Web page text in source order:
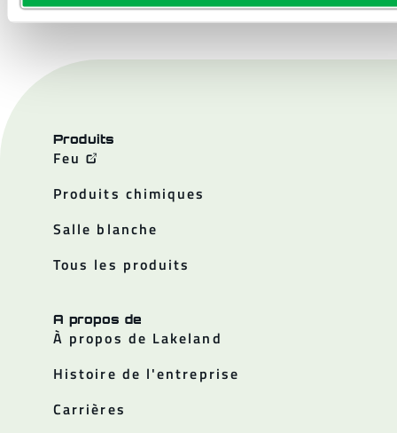
Produits
Feu
Produits chimiques
Salle blanche
Tous les produits
A propos de
À propos de Lakeland
Histoire de l'entreprise
Carrières